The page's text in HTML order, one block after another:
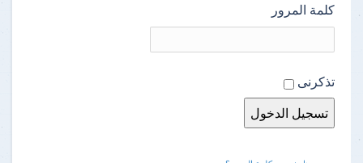
كلمة المرور
تذكرنى